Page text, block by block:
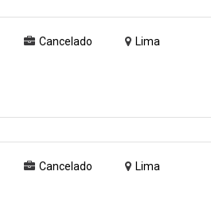
Cancelado Lima
Cancelado Lima